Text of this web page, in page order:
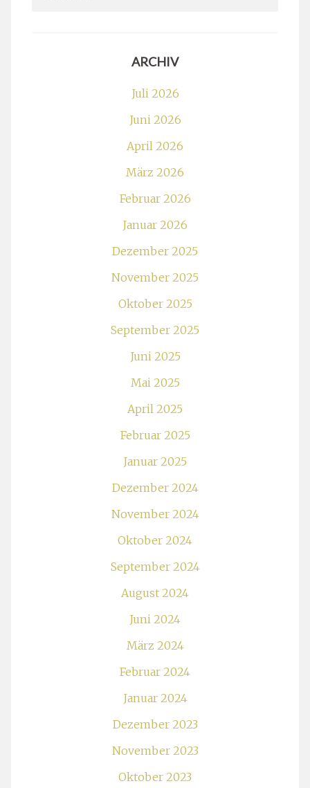
ARCHIV
Juli 2026
Juni 2026
April 2026
März 2026
Februar 2026
Januar 2026
Dezember 2025
November 2025
Oktober 2025
September 2025
Juni 2025
Mai 2025
April 2025
Februar 2025
Januar 2025
Dezember 2024
November 2024
Oktober 2024
September 2024
August 2024
Juni 2024
März 2024
Februar 2024
Januar 2024
Dezember 2023
November 2023
Oktober 2023